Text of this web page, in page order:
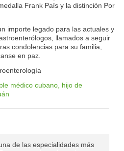
Frank País y la distinción Por
importe legado para las actuales y
llamados a seguir
condolencias para su familia,
en paz.
médico cubano, hijo de
de las especialidades más